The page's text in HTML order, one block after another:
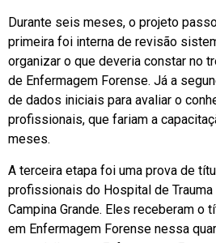
Durante seis meses, o projeto
primeira foi interna de revisão
organizar o que deveria constar no
de Enfermagem Forense. Já a
de dados iniciais para avaliar o
profissionais, que fariam a
meses.
A terceira etapa foi uma prova de
profissionais do Hospital de
Campina Grande. Eles receberam o
em Enfermagem Forense nessa